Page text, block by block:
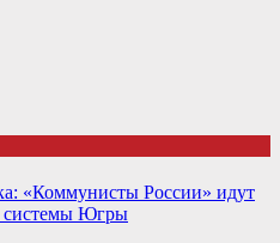
«Коммунисты России» идут
системы Югры